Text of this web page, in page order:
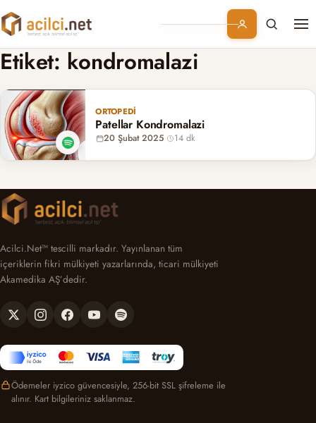
Branşlar
Konular
Kurumsal
Etiket: kondromalazi
ORTOPEDI
Patellar Kondromalazi
20 Şubat 2025· 14 dk
Acilci.Net™ tescilli markadır. Yayınlanan tüm
içeriklerin fikri mülkiyeti yazarlarında, ticari mülkiyeti
Akamedika AŞ’dedir.
Ödemeler iyzico güvencesiyle, 256-bit SSL şifreleme ile
alınır. Kart bilgileriniz saklanmaz.